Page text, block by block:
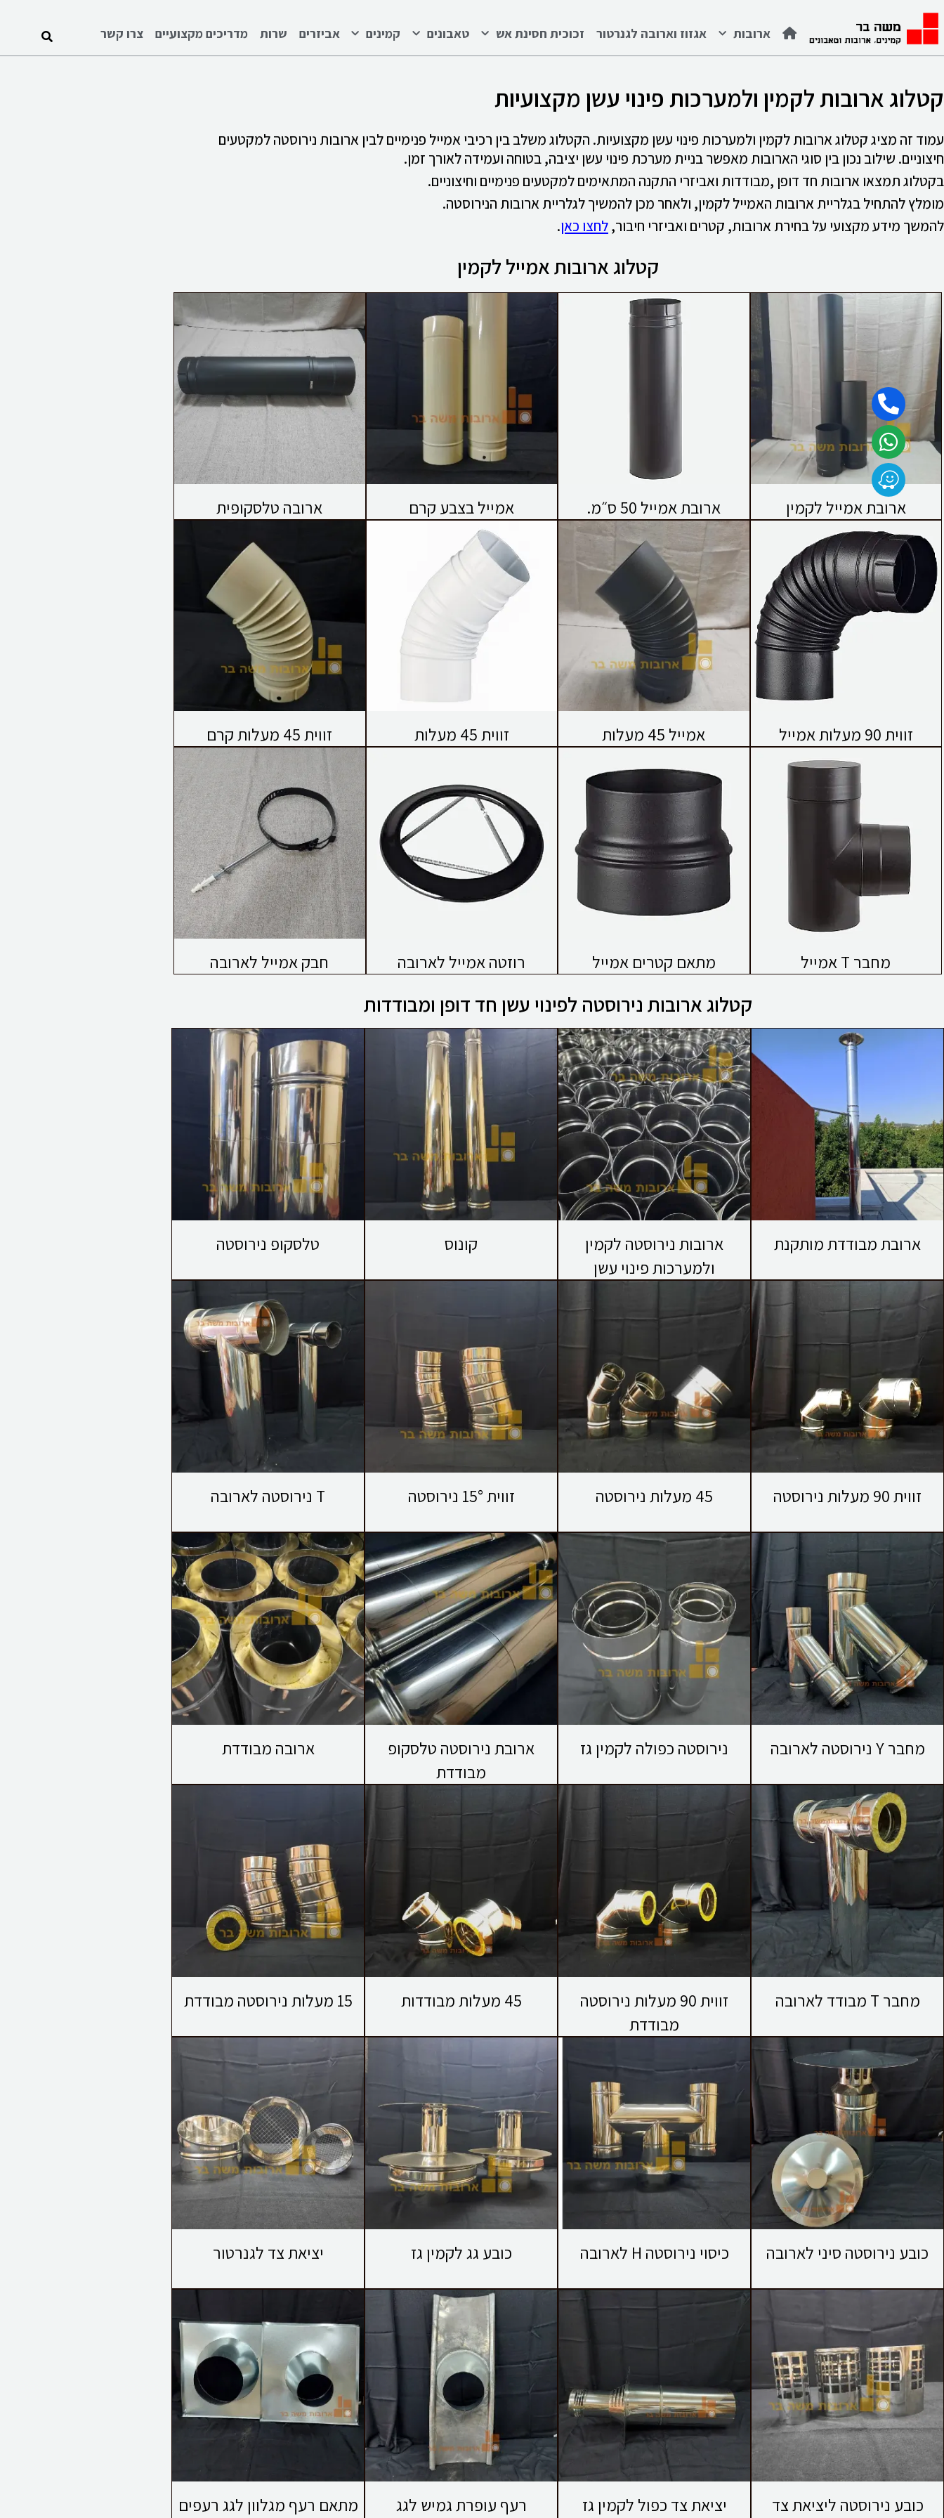
ארובות אגזוז וארובה לגנרטור זכוכית חסינת אש טאבונים קמינים אביזרים שרות מדריכים מקצועיים צרו קשר
קטלוג ארובות לקמין ולמערכות פינוי עשן מקצועיות
עמוד זה מציג קטלוג ארובות לקמין ולמערכות פינוי עשן מקצועיות. הקטלוג משלב בין רכיבי אמייל פנימיים לבין ארובות נירוסטה למקטעים
חיצוניים. שילוב נכון בין סוגי הארובות מאפשר בניית מערכת פינוי עשן יציבה, בטוחה ועמידה לאורך זמן.
בקטלוג תמצאו ארובות חד דופן ,מבודדות ואביזרי התקנה המתאימים למקטעים פנימיים וחיצוניים.
מומלץ להתחיל בגלריית ארובות האמייל לקמין, ולאחר מכן להמשיך לגלריית ארובות הנירוסטה.
להמשך מידע מקצועי על בחירת ארובות, קטרים ואביזרי חיבור,לחצו כאן.
קטלוג ארובות אמייל לקמין
ארובת אמייל לקמין ארובת אמייל 50 ס״מ. אמייל בצבע קרם ארובה טלסקופית
זווית 90 מעלות אמייל אמייל 45 מעלות זווית 45 מעלות זווית 45 מעלות קרם
מחבר T אמייל מתאם קטרים אמייל רוזטה אמייל לארובה חבק אמייל לארובה
קטלוג ארובות נירוסטה לפינוי עשן חד דופן ומבודדות
ארובת מבודדת מותקנת
ארובות נירוסטה לקמין
ולמערכות פינוי עשן
קונוס טלסקופ נירוסטה
זווית 90 מעלות נירוסטה 45 מעלות נירוסטה זווית 15° נירוסטה T נירוסטה לארובה
מחבר Y נירוסטה לארובה נירוסטה כפולה לקמין גז
ארובת נירוסטה טלסקופ
מבודדת
ארובה מבודדת
מחבר T מבודד לארובה
זווית 90 מעלות נירוסטה
מבודדת
45 מעלות מבודדות 15 מעלות נירוסטה מבודדת
כובע נירוסטה סיני לארובה כיסוי נירוסטה H לארובה כובע גג לקמין גז יציאת צד לגנרטור
כובע נירוסטה ליציאת צד יציאת צד כפול לקמין גז רעף עופרת גמיש לגג מתאם רעף מגלוון לגג רעפים